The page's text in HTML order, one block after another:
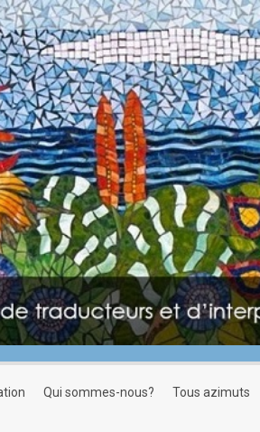
qui sommes-nous? tous azimuts